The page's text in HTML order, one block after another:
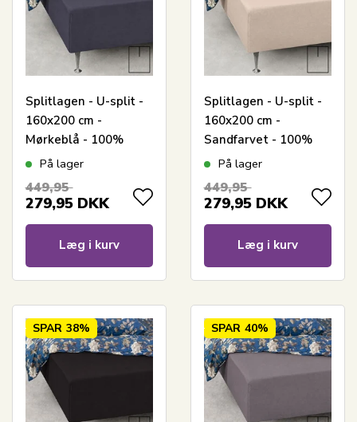
Splitlagen - U-split -
160x200 cm -
Mørkeblå - 100%
Bomuld jersey lagen -
elevationsseng
På lager
449,95
279,95 DKK
Læg i kurv
Splitlagen - U-split -
160x200 cm -
Sandfarvet - 100%
Bomuld jersey lagen -
elevationsseng
På lager
449,95
279,95 DKK
Læg i kurv
SPAR 38% SPAR 40%